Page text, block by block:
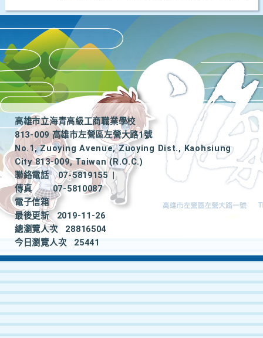
高雄市立海青高級工商職業學校
813-009 高雄市左營區左營大路1號
No.1, Zuoying Avenue, Zuoying Dist., Kaohsiung
City 813-009, Taiwan (R.O.C.)
聯絡電話
07-5819155
|
傳真
07-5810087
電子信箱
最後更新
2019-11-26
總瀏覽人次
28816504
今日瀏覽人次
25441